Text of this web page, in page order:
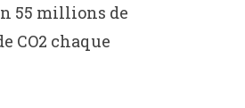
55 millions de
CO2 chaque